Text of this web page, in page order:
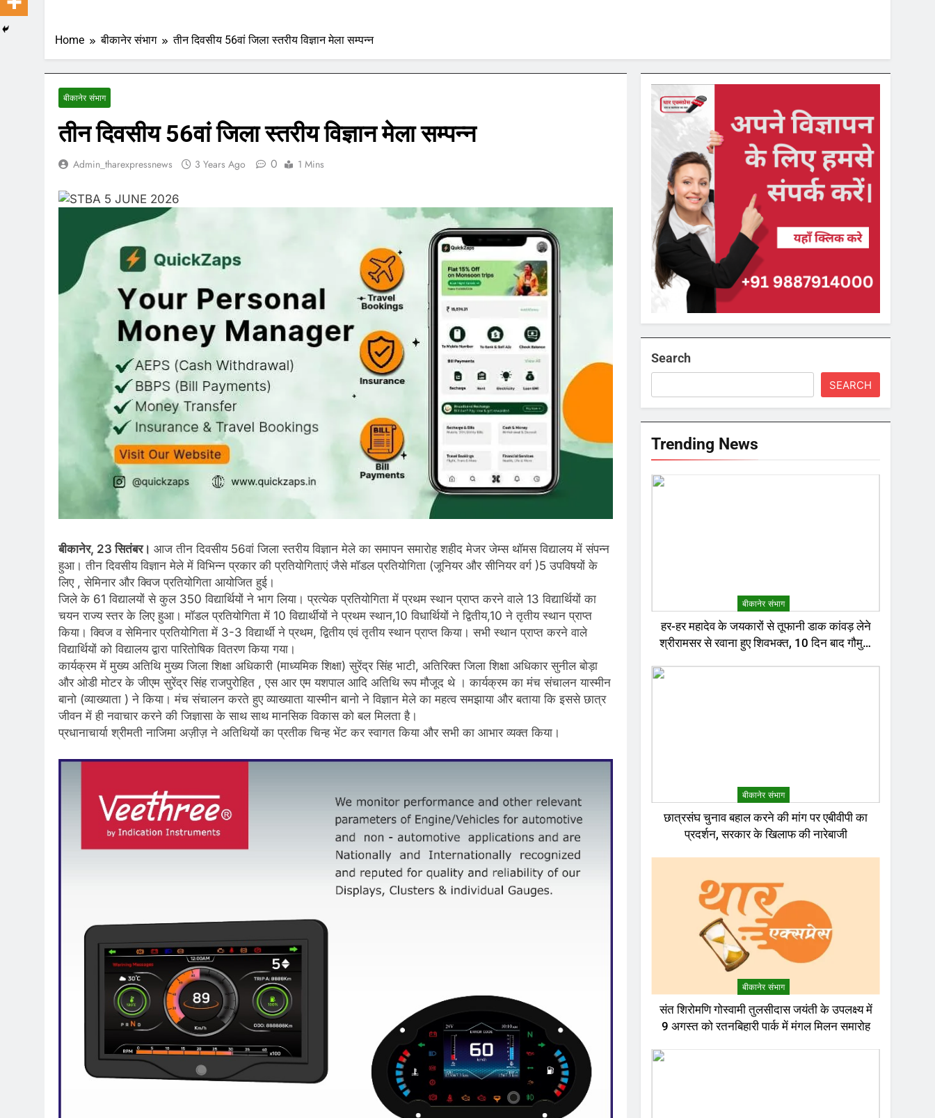
Home बीकानेर संभाग तीन दिवसीय 56वां जिला स्तरीय विज्ञान मेला सम्पन्न
बीकानेर संभाग
तीन दिवसीय 56वां जिला स्तरीय विज्ञान मेला सम्पन्न
Admin_tharexpressnews 3 Years Ago 0 1 Mins
बीकानेर, 23 सितंबर। आज तीन दिवसीय 56वां जिला स्तरीय विज्ञान मेले का समापन समारोह शहीद मेजर जेम्स थॉमस विद्यालय में संपन्न
हुआ। तीन दिवसीय विज्ञान मेले में विभिन्न प्रकार की प्रतियोगिताएं जैसे मॉडल प्रतियोगिता (जूनियर और सीनियर वर्ग )5 उपविषयों के
लिए , सेमिनार और क्विज प्रतियोगिता आयोजित हुई।
जिले के 61 विद्यालयों से कुल 350 विद्यार्थियों ने भाग लिया। प्रत्येक प्रतियोगिता में प्रथम स्थान प्राप्त करने वाले 13 विद्यार्थियों का
चयन राज्य स्तर के लिए हुआ। मॉडल प्रतियोगिता में 10 विद्यार्थीयों ने प्रथम स्थान,10 विधार्थियों ने द्वितीय,10 ने तृतीय स्थान प्राप्त
किया। क्विज व सेमिनार प्रतियोगिता में 3-3 विद्यार्थी ने प्रथम, द्वितीय एवं तृतीय स्थान प्राप्त किया। सभी स्थान प्राप्त करने वाले
विद्यार्थियों को विद्यालय द्वारा पारितोषिक वितरण किया गया।
कार्यक्रम में मुख्य अतिथि मुख्य जिला शिक्षा अधिकारी (माध्यमिक शिक्षा) सुरेंद्र सिंह भाटी, अतिरिक्त जिला शिक्षा अधिकार सुनील बोड़ा
और ओडी मोटर के जीएम सुरेंद्र सिंह राजपुरोहित , एस आर एम यशपाल आदि अतिथि रूप मौजूद थे । कार्यक्रम का मंच संचालन यास्मीन
बानो (व्याख्याता ) ने किया। मंच संचालन करते हुए व्याख्याता यास्मीन बानो ने विज्ञान मेले का महत्व समझाया और बताया कि इससे छात्र
जीवन में ही नवाचार करने की जिज्ञासा के साथ साथ मानसिक विकास को बल मिलता है।
प्रधानाचार्या श्रीमती नाजिमा अज़ीज़ ने अतिथियों का प्रतीक चिन्ह भेंट कर स्वागत किया और सभी का आभार व्यक्त किया।
Search
SEARCH
Trending News
बीकानेर संभाग
हर-हर महादेव के जयकारों से तूफानी डाक कांवड़ लेने
श्रीरामसर से रवाना हुए शिवभक्त, 10 दिन बाद गौमुख
बीकानेर संभाग
छात्रसंघ चुनाव बहाल करने की मांग पर एबीवीपी का
प्रदर्शन, सरकार के खिलाफ की नारेबाजी
बीकानेर संभाग
संत शिरोमणि गोस्वामी तुलसीदास जयंती के उपलक्ष्य में
9 अगस्त को रतनबिहारी पार्क में मंगल मिलन समारोह